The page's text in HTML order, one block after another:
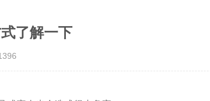
了解一下